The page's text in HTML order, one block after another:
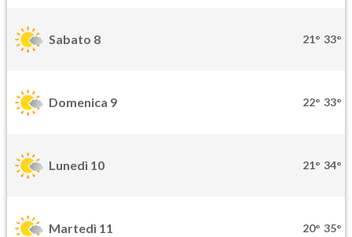
Sabato 8 21° 33°
Domenica 9 22° 33°
Lunedì 10 21° 34°
Martedì 11 20° 35°